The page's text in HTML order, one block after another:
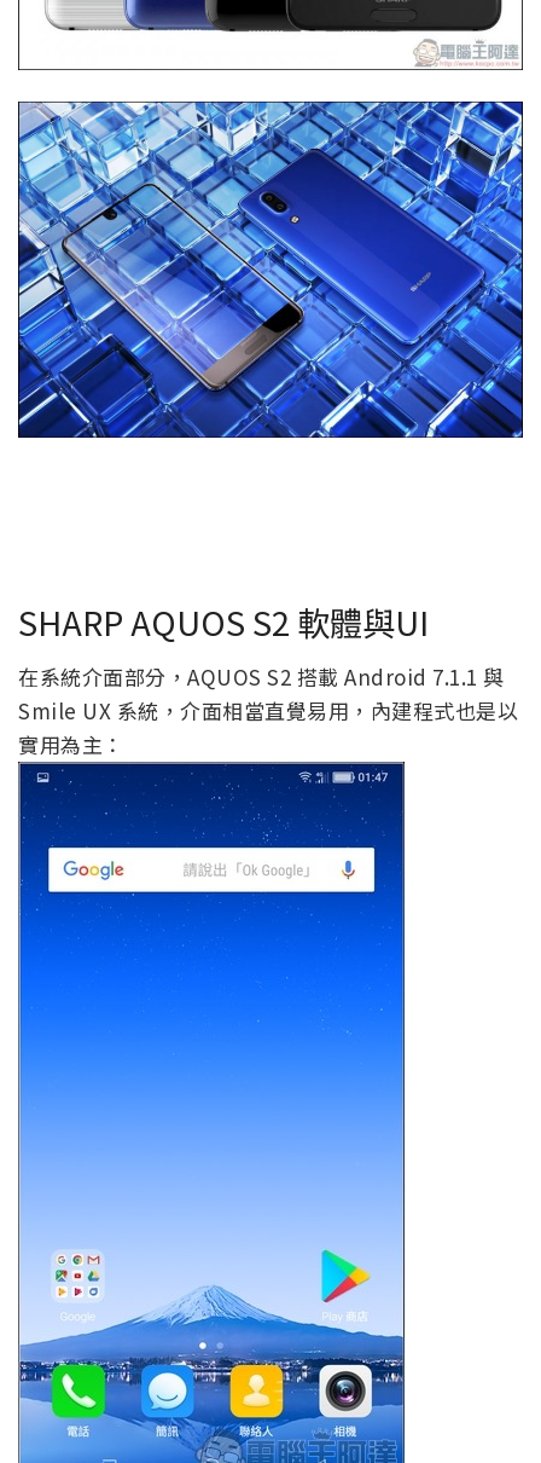
SHARP AQUOS S2 軟體與UI
在系統介面部分，AQUOS S2 搭載 Android 7.1.1 與
Smile UX 系統，介面相當直覺易用，內建程式也是以
實用為主：